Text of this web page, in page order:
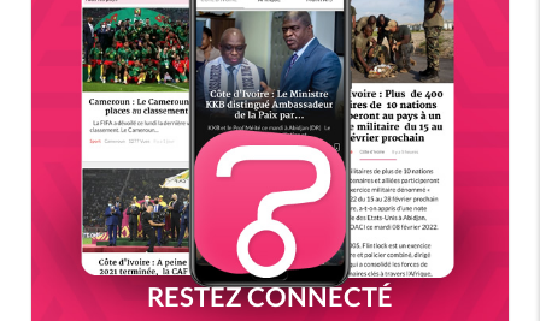
RESTEZ CONNECTÉ